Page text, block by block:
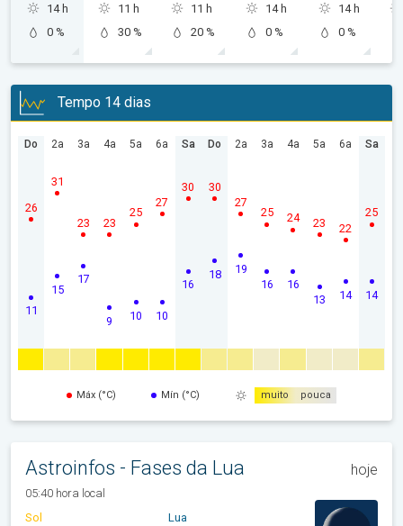
14 h
0 %
11 h
30 %
11 h
20 %
14 h
0 %
14 h
0 %
Tempo 14 dias
Do
11
26
2a
15
31
3a
17
23
4a
9
23
5a
10
25
6a
10
27
Sa
16
30
Do
18
30
2a
19
27
3a
16
25
4a
16
24
5a
13
23
6a
14
22
Sa
14
25
Máx (°C) Mín (°C) muito pouca
Astroinfos - Fases da Lua hoje
05:40 hora local
Sol
Lua